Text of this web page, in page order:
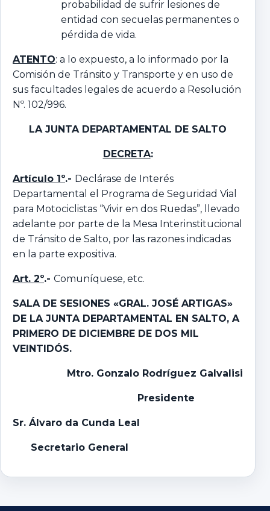
probabilidad de sufrir lesiones de
entidad con secuelas permanentes o
pérdida de vida.
ATENTO: a lo expuesto, a lo informado por la
Comisión de Tránsito y Transporte y en uso de
sus facultades legales de acuerdo a Resolución
Nº. 102/996.
LA JUNTA DEPARTAMENTAL DE SALTO
DECRETA:
Artículo 1º.- Declárase de Interés
Departamental el Programa de Seguridad Vial
para Motociclistas “Vivir en dos Ruedas”, llevado
adelante por parte de la Mesa Interinstitucional
de Tránsito de Salto, por las razones indicadas
en la parte expositiva.
Art. 2º.- Comuníquese, etc.
SALA DE SESIONES «GRAL. JOSÉ ARTIGAS»
DE LA JUNTA DEPARTAMENTAL EN SALTO, A
PRIMERO DE DICIEMBRE DE DOS MIL
VEINTIDÓS.
Mtro. Gonzalo Rodríguez Galvalisi
Presidente
Sr. Álvaro da Cunda Leal
Secretario General